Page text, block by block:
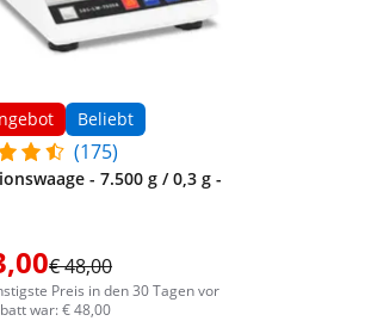
Beliebt
(175)
- 7.500 g / 0,3 g -
€ 48,00
Preis in den 30 Tagen vor
war: € 48,00